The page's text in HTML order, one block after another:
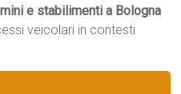
e stabilimenti a Bologna
veicolari in contesti